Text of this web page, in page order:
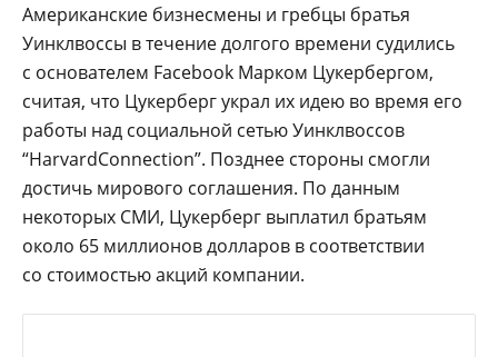
Американские бизнесмены и гребцы братья
Уинклвоссы в течение долгого времени судились
с основателем Facebook Марком Цукербергом,
считая, что Цукерберг украл их идею во время его
работы над социальной сетью Уинклвоссов
“HarvardConnection”. Позднее стороны смогли
достичь мирового соглашения. По данным
некоторых СМИ, Цукерберг выплатил братьям
около 65 миллионов долларов в соответствии
со стоимостью акций компании.